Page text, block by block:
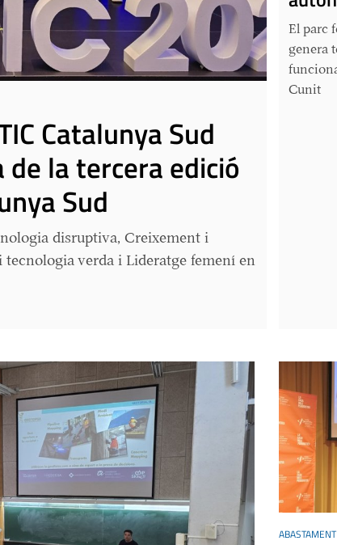
Catalunya Sud
la tercera edició
Sud
disruptiva, Creixement i
verda i Lideratge femení en
El parc
genera
Cunit